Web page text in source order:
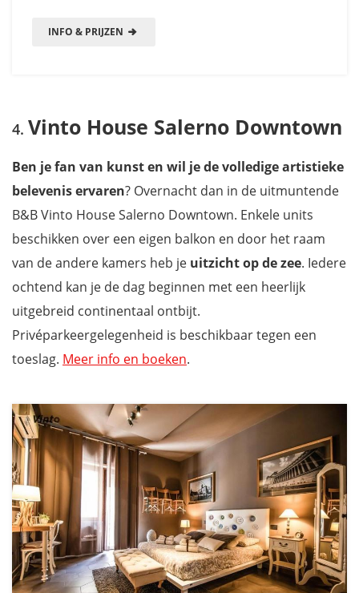
INFO & PRIJZEN
Vinto House Salerno Downtown
Ben je fan van kunst en wil je de volledige artistieke
belevenis ervaren? Overnacht dan in de uitmuntende
B&B Vinto House Salerno Downtown. Enkele units
beschikken over een eigen balkon en door het raam
van de andere kamers heb je uitzicht op de zee. Iedere
ochtend kan je de dag beginnen met een heerlijk
uitgebreid continentaal ontbijt.
Privéparkeergelegenheid is beschikbaar tegen een
toeslag. Meer info en boeken.